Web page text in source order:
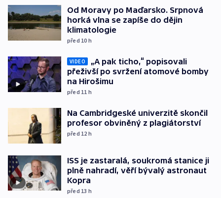
Od Moravy po Maďarsko. Srpnová
horká vlna se zapíše do dějin
klimatologie
před 10 h
VIDEO
„A pak ticho,“ popisovali
přeživší po svržení atomové bomby
na Hirošimu
před 11 h
Na Cambridgeské univerzitě skončil
profesor obviněný z plagiátorství
před 12 h
ISS je zastaralá, soukromá stanice ji
plně nahradí, věří bývalý astronaut
Kopra
před 13 h